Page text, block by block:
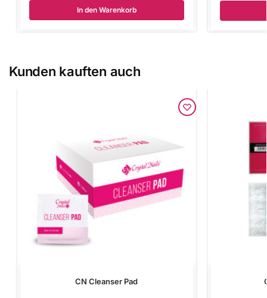
In den Warenkorb
Kunden kauften auch
CN Cleanser Pad